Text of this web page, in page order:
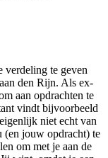
verdeling te geven
den Rijn. Als ex-
aan opdrachten te
vindt bijvoorbeeld
niet echt van
(en jouw opdracht) te
om met je aan de